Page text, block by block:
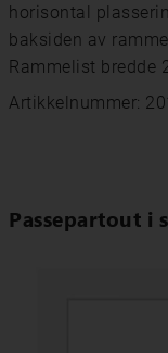
horisontal
baksiden av
Rammelist bredde
Artikkelnummer:
Passepartout i